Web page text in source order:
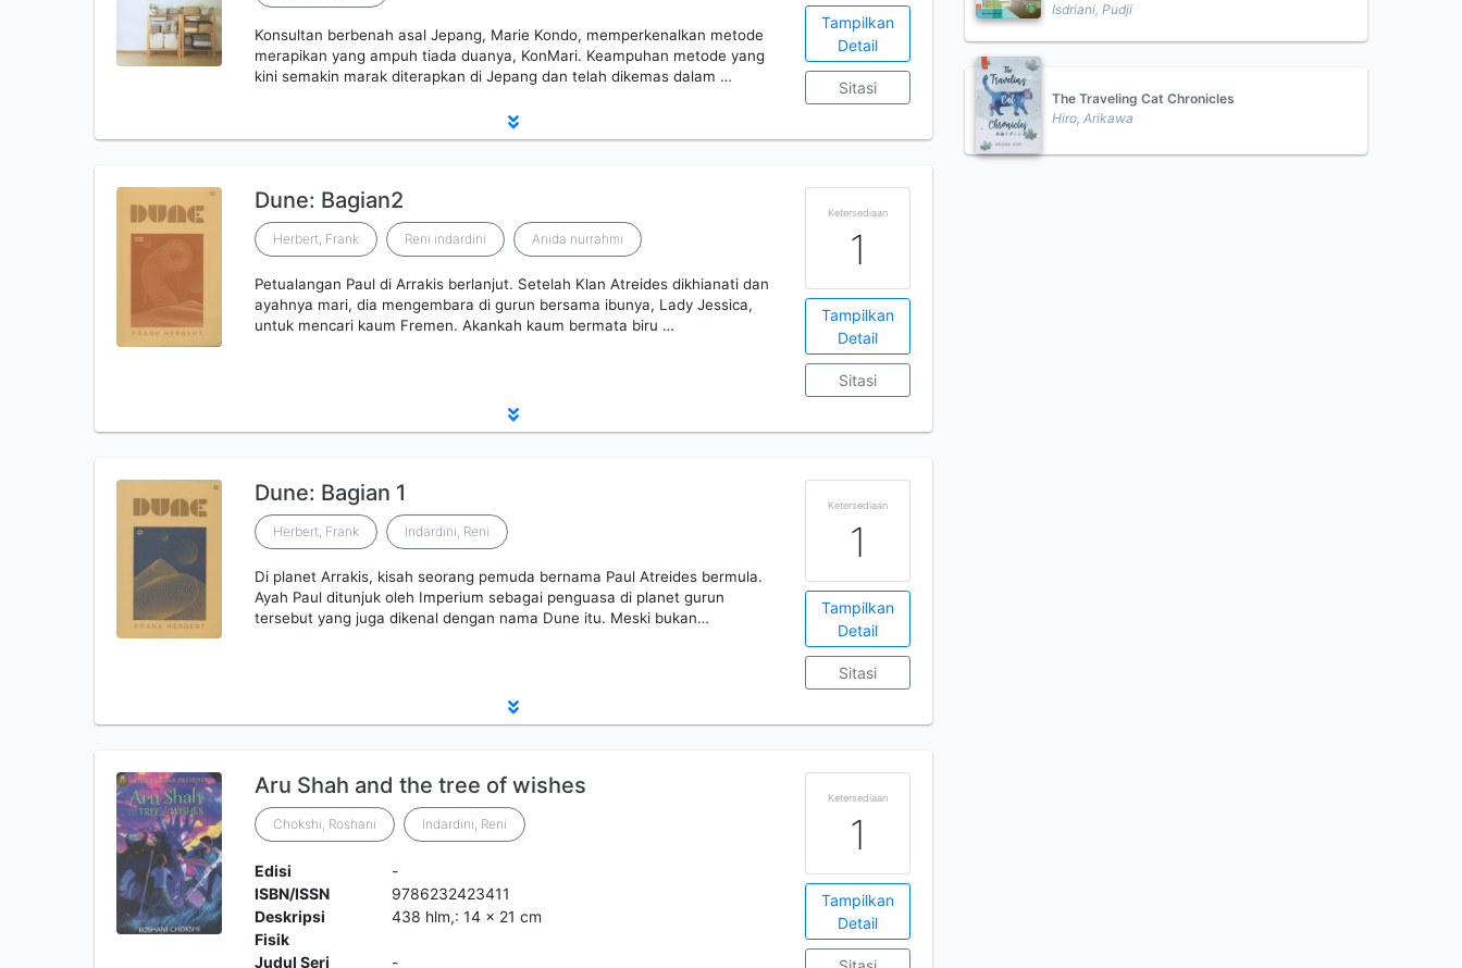
Konsultan berbenah asal Jepang, Marie Kondo, memperkenalkan metode
merapikan yang ampuh tiada duanya, KonMari. Keampuhan metode yang
kini semakin marak diterapkan di Jepang dan telah dikemas dalam …
Tampilkan
Detail
Sitasi
Dune: Bagian2
Herbert, Frank Reni indardini Anida nurrahmi
Petualangan Paul di Arrakis berlanjut. Setelah Klan Atreides dikhianati dan
ayahnya mari, dia mengembara di gurun bersama ibunya, Lady Jessica,
untuk mencari kaum Fremen. Akankah kaum bermata biru …
Ketersediaan
1
Tampilkan
Detail
Sitasi
Dune: Bagian 1
Herbert, Frank Indardini, Reni
Di planet Arrakis, kisah seorang pemuda bernama Paul Atreides bermula.
Ayah Paul ditunjuk oleh Imperium sebagai penguasa di planet gurun
tersebut yang juga dikenal dengan nama Dune itu. Meski bukan…
Ketersediaan
1
Tampilkan
Detail
Sitasi
Aru Shah and the tree of wishes
Chokshi, Roshani Indardini, Reni
Edisi
-
ISBN/ISSN
9786232423411
Deskripsi
Fisik
438 hlm,: 14 x 21 cm
Judul Seri -
Ketersediaan
1
Tampilkan
Detail
Isdriani, Pudji
The Traveling Cat Chronicles
Hiro, Arikawa